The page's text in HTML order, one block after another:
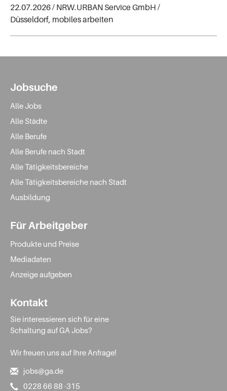
22.07.2026 / NRW.URBAN Service GmbH /
Düsseldorf, mobiles arbeiten
Jobsuche
Alle Jobs
Alle Städte
Alle Berufe
Alle Berufe nach Stadt
Alle Tätigkeitsbereiche
Alle Tätigkeitsbereiche nach Stadt
Ausbildung
Für Arbeitgeber
Produkte und Preise
Mediadaten
Anzeige aufgeben
Kontakt
Sie interessieren sich für eine
Schaltung auf GA Jobs?
Wir freuen uns auf Ihre Anfrage!
jobs@ga.de
0228 66 88 -315